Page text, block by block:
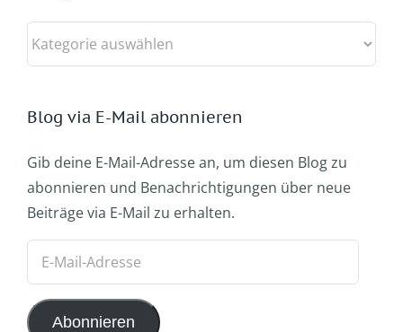
Kategorien
Blog via E-Mail abonnieren
Gib deine E-Mail-Adresse an, um diesen Blog zu
abonnieren und Benachrichtigungen über neue
Beiträge via E-Mail zu erhalten.
Adresse
Abonnieren